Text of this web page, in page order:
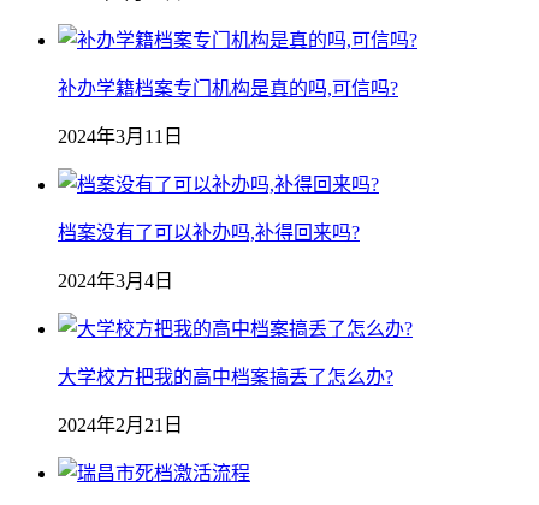
补办学籍档案专门机构是真的吗,可信吗?
2024年3月11日
档案没有了可以补办吗,补得回来吗?
2024年3月4日
大学校方把我的高中档案搞丢了怎么办?
2024年2月21日